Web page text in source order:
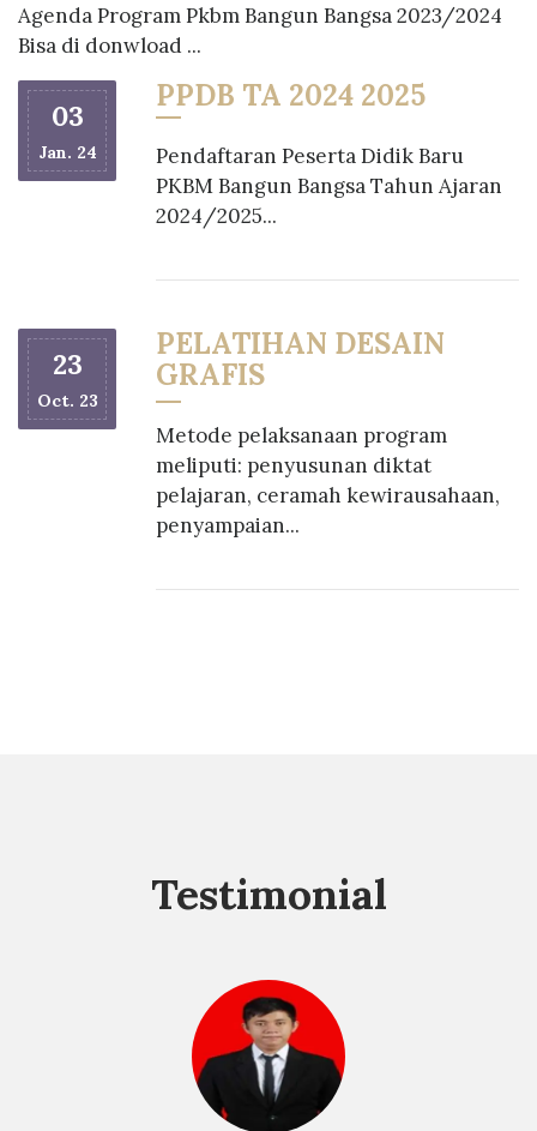
Agenda Program Pkbm Bangun Bangsa 2023/2024
Bisa di donwload ...
03
Jan. 24
PPDB TA 2024 2025
Pendaftaran Peserta Didik Baru
PKBM Bangun Bangsa Tahun Ajaran
2024/2025...
23
Oct. 23
PELATIHAN DESAIN
GRAFIS
Metode pelaksanaan program
meliputi: penyusunan diktat
pelajaran, ceramah kewirausahaan,
penyampaian...
Testimonial